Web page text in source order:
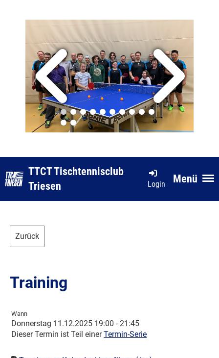
Menü
Login
TTCT Tischtennisclub
Triesen
Zurück
Training
Wann
Donnerstag 11.12.2025 19:00 - 21:45
Dieser Termin ist Teil einerTermin-Serie